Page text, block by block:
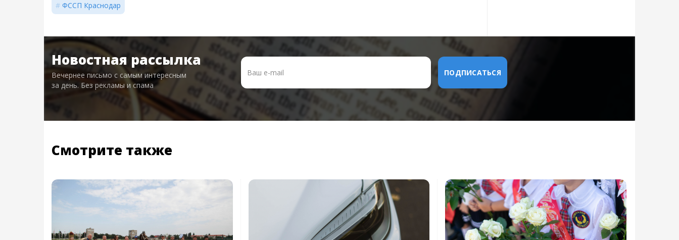
ФССП Краснодар
Новостная рассылка
Вечернее письмо с самым интересным
за день. Без рекламы и спама
Смотрите также